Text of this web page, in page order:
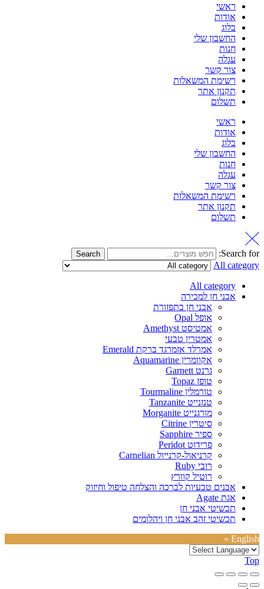
ראשי
אודות
בלוג
החשבון שלי
חנות
עגלה
צור קשר
רשימת המשאלות
תקנון אתר
תשלום
ראשי
אודות
בלוג
החשבון שלי
חנות
עגלה
צור קשר
רשימת המשאלות
תקנון אתר
תשלום
Search for:
Search
All category
All category
אבני חן למכירה
אבני חן בתפזורת
אופל Opal
אמטיסט Amethyst
אמטרין טבעי
אמרלד אזמרגד ברקת Emerald
אקוומרין Aquamarine
גרנט Garnett
טופז Topaz
טורמלין Tourmaline
טנזנייט Tanzanite
מורגנייט Morganite
סיטרין Citrine
ספיר Sapphire
פרידוט Peridot
קרניאול-קרנייול Carnelian
רובי Ruby
רוטיל קוורץ
אבנים טבעיות לברכה והצלחה טיפול וחיזוק
אגת Agate
תכשיטי אבני חן
תכשיטי זהב אבני חן ויהלומים
English »
Top